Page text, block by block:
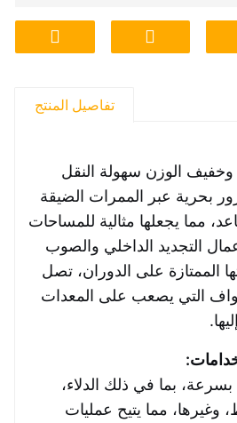
تفاصيل المنتج
الوزن سهولة النقل
بحرية عبر الممرات الضيقة
مما يجعلها مثالية للمساحات
التجديد الداخلي والصوب
الممتازة على الدوران، تصل
التي يصعب على المعدات
بما في ذلك الدلاء،
وغيرها، مما يتيح عمليات